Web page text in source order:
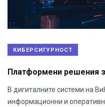
КИБЕРСИГУРНОСТ
Платформени решения
В дигиталните системи на
информационни и